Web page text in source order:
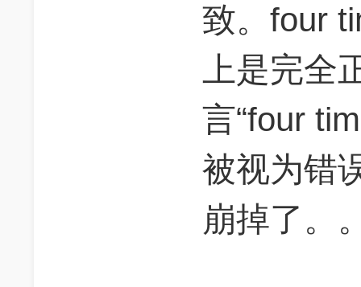
致。four
上是完全
言“four
被视为错
崩掉了。